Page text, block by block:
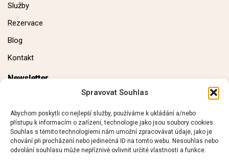
Spravovat Souhlas
Abychom poskytli co nejlepší služby, používáme k ukládání a/nebo
přístupu k informacím o zařízení, technologie jako jsou soubory cookies.
Souhlas s těmito technologiemi nám umožní zpracovávat údaje, jako je
chování při procházení nebo jedinečná ID na tomto webu. Nesouhlas nebo
odvolání souhlasu může nepříznivě ovlivnit určité vlastnosti a funkce.
Služby
Rezervace
Blog
Kontakt
Newsletter